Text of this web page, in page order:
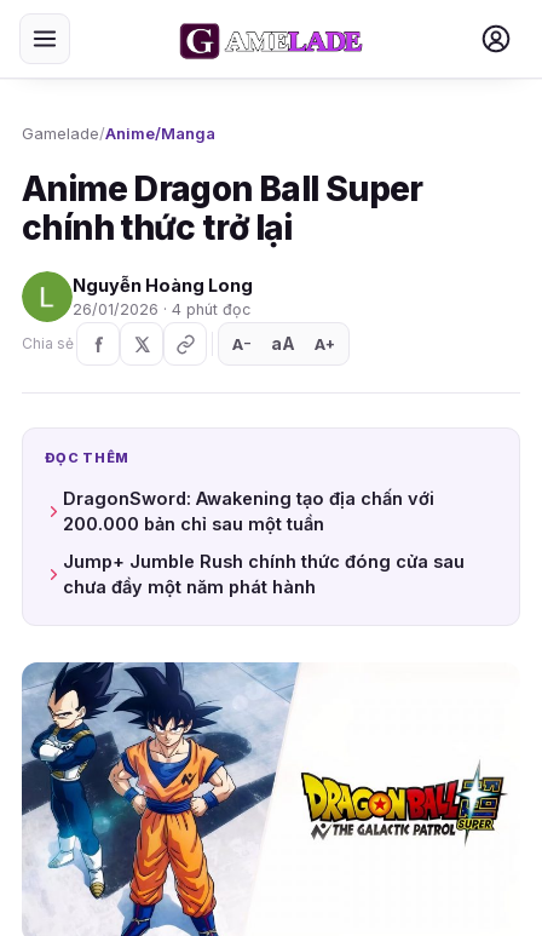
Gamelade/Anime/Manga
Anime Dragon Ball Super
chính thức trở lại
Nguyễn Hoàng Long
26/01/2026 · 4 phút đọc
Chia sẻ
A− aA A+
ĐỌC THÊM
DragonSword: Awakening tạo địa chấn với
200.000 bản chỉ sau một tuần
Jump+ Jumble Rush chính thức đóng cửa sau
chưa đầy một năm phát hành